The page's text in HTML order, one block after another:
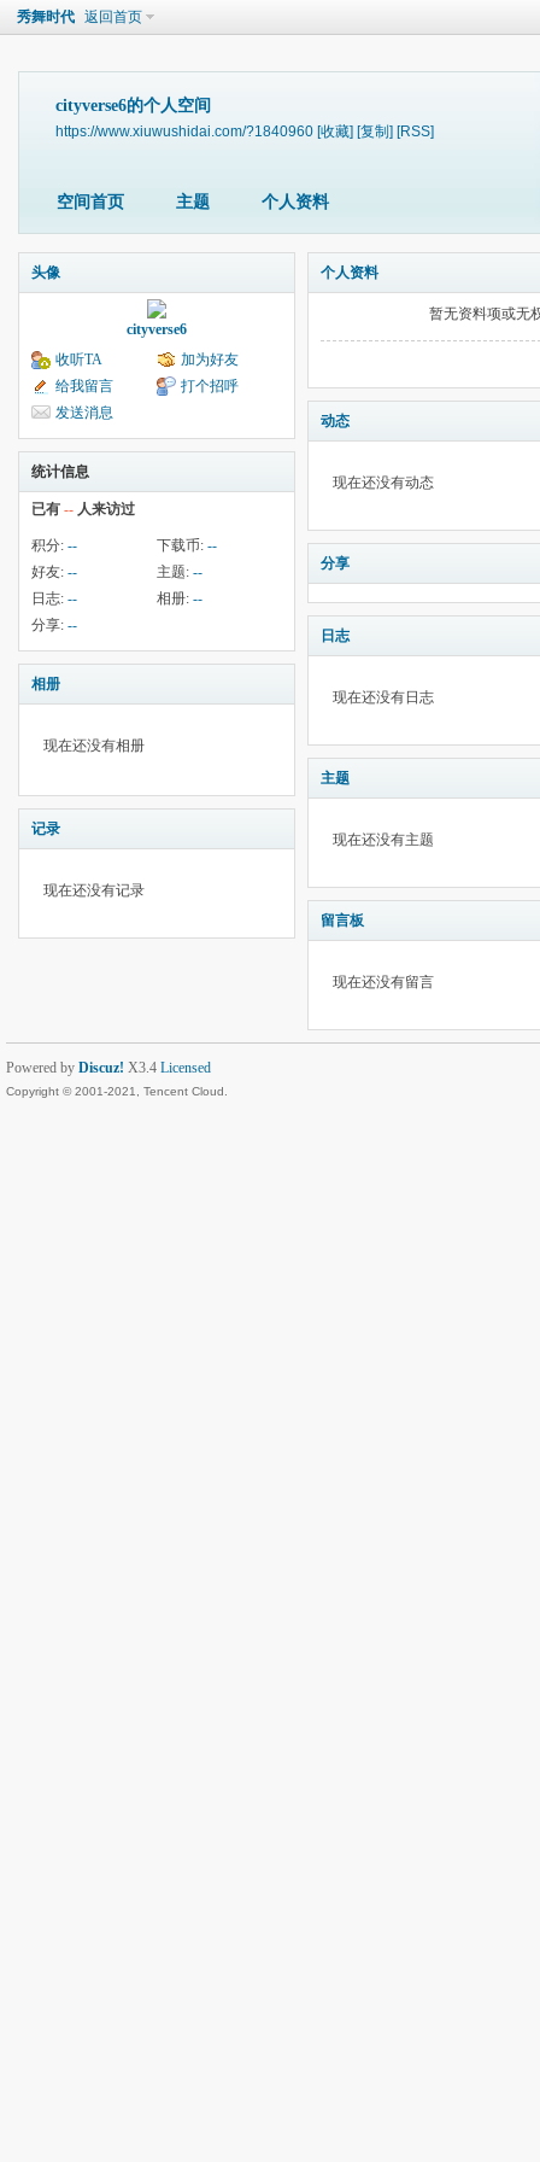
秀舞时代 返回首页
cityverse6的个人空间
https://www.xiuwushidai.com/?1840960 [收藏] [复制] [RSS]
空间首页 主题 个人资料
头像
cityverse6
收听TA
加为好友
给我留言
打个招呼
发送消息
统计信息
已有 -- 人来访过
积分: -- 下载币: --
好友: -- 主题: --
日志: -- 相册: --
分享: --
相册
现在还没有相册
记录
现在还没有记录
个人资料
暂无资料项或无
动态
现在还没有动态
分享
日志
现在还没有日志
主题
现在还没有主题
留言板
现在还没有留言
Powered by Discuz! X3.4 Licensed
Copyright © 2001-2021, Tencent Cloud.